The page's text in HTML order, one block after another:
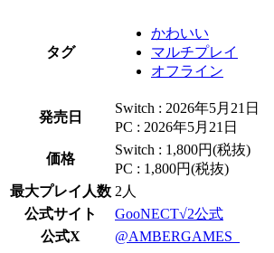
タグ
かわいい
マルチプレイ
オフライン
発売日
Switch : 2026年5月21日
PC : 2026年5月21日
価格
Switch : 1,800円(税抜)
PC : 1,800円(税抜)
最大プレイ人数 2人
公式サイト
GooNECT√2公式
公式X
@AMBERGAMES_